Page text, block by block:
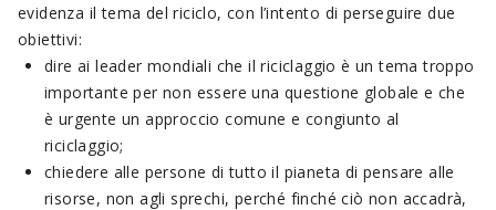
evidenza il tema del riciclo, con l’intento di perseguire due
obiettivi:
dire ai leader mondiali che il riciclaggio è un tema troppo
importante per non essere una questione globale e che
è urgente un approccio comune e congiunto al
riciclaggio;
chiedere alle persone di tutto il pianeta di pensare alle
risorse, non agli sprechi, perché finché ciò non accadrà,